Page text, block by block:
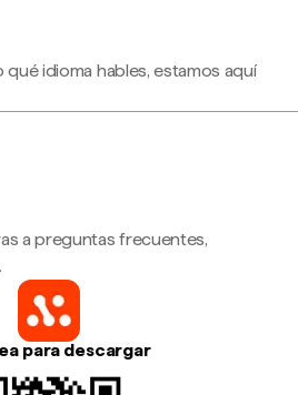
idioma hables, estamos aquí
a preguntas frecuentes,
para descargar